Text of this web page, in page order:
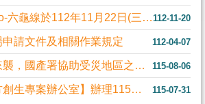
112-11-20
幸福共享高雄go-六龜線於112年11月22日(三)試營運啟用了~~~~
112-04-07
請文件及相關作業規定
115-08-06
因應巴威颱風來襲，國產署協助受災地區之國有土地承租人辦理租金減免及修建房屋相....
115-07-31
轉知【臺南地方創生專案辦公室】辦理115年度「把遊程變 成一門永續生意─從商....